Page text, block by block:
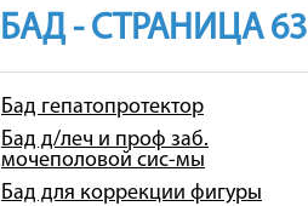
БАД - СТРАНИЦА 63
Бад гепатопротектор
Бад д/леч и проф заб.
мочеполовой сис-мы
Бад для коррекции фигуры